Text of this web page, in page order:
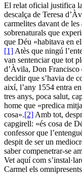
El relat oficial justifica
descalça de Teresa
carmelites davant de
sobrenaturals que
que Déu «habitava en
[1] Atès que ningú
van sentenciar que tot
d’Àvila, Don Francisco
decidir que s’havia de
així, l’any 1554 entra
tres anys, poca salut,
home que «predica
cosa».[2] Amb tot,
capgirell: «és cosa de
confessor que
despit de ser un
saber compenetrar-se
Vet aquí com
Carmel els